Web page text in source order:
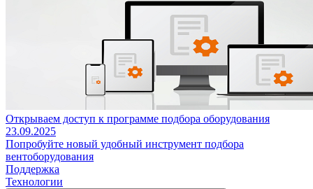
Открываем доступ к программе подбора оборудования
23.09.2025
Попробуйте новый удобный инструмент подбора
вентоборудования
Поддержка
Технологии